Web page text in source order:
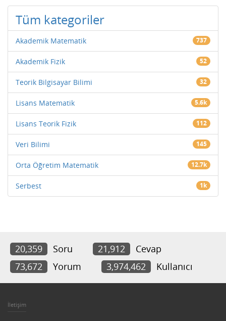
Tüm kategoriler
Akademik Matematik 737
Akademik Fizik 52
Teorik Bilgisayar Bilimi 32
Lisans Matematik 5.6k
Lisans Teorik Fizik 112
Veri Bilimi 145
Orta Öğretim Matematik 12.7k
Serbest 1k
20,359 Soru 21,912
Cevap
73,672
Yorum 3,974,462 Kullanıcı
İletişim